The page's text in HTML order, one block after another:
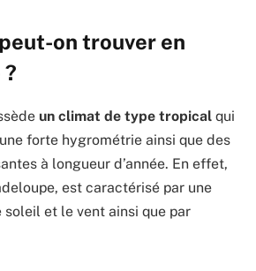
on trouver en
un climat de type tropical qui
forte hygrométrie ainsi que des
à longueur d’année. En effet,
est caractérisé par une
et le vent ainsi que par